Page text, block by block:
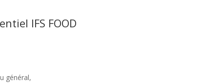
IFS FOOD
général,